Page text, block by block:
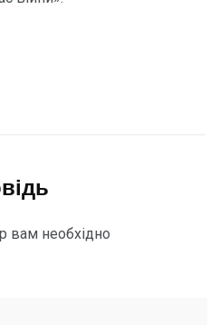
вам необхідно